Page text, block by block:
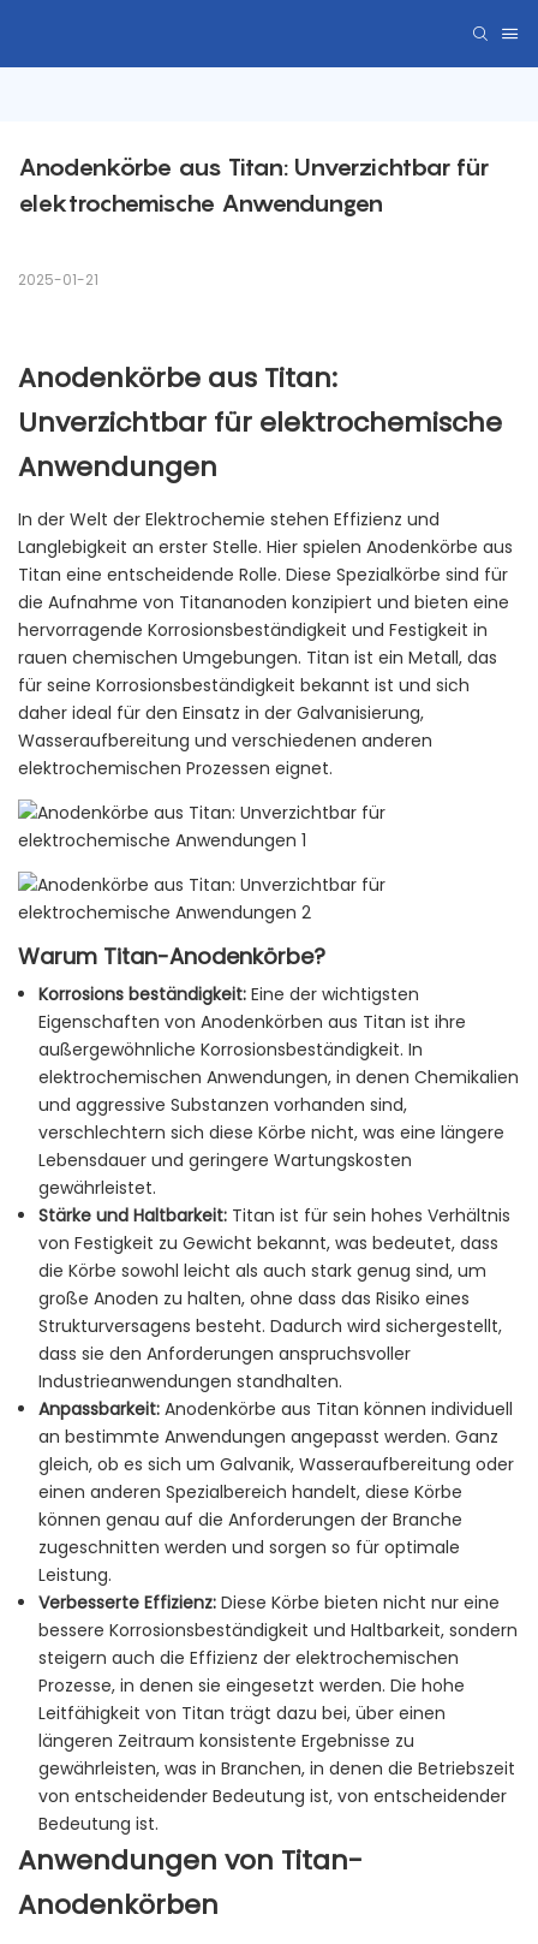
Anodenkörbe aus Titan: Unverzichtbar für
elektrochemische Anwendungen
2025-01-21
Anodenkörbe aus Titan:
Unverzichtbar für elektrochemische
Anwendungen
In der Welt der Elektrochemie stehen Effizienz und
Langlebigkeit an erster Stelle. Hier spielen Anodenkörbe aus
Titan eine entscheidende Rolle. Diese Spezialkörbe sind für
die Aufnahme von Titananoden konzipiert und bieten eine
hervorragende Korrosionsbeständigkeit und Festigkeit in
rauen chemischen Umgebungen. Titan ist ein Metall, das
für seine Korrosionsbeständigkeit bekannt ist und sich
daher ideal für den Einsatz in der Galvanisierung,
Wasseraufbereitung und verschiedenen anderen
elektrochemischen Prozessen eignet.
Warum Titan-Anodenkörbe?
Korrosions beständigkeit: Eine der wichtigsten
Eigenschaften von Anodenkörben aus Titan ist ihre
außergewöhnliche Korrosionsbeständigkeit. In
elektrochemischen Anwendungen, in denen Chemikalien
und aggressive Substanzen vorhanden sind,
verschlechtern sich diese Körbe nicht, was eine längere
Lebensdauer und geringere Wartungskosten
gewährleistet.
Stärke und Haltbarkeit: Titan ist für sein hohes Verhältnis
von Festigkeit zu Gewicht bekannt, was bedeutet, dass
die Körbe sowohl leicht als auch stark genug sind, um
große Anoden zu halten, ohne dass das Risiko eines
Strukturversagens besteht. Dadurch wird sichergestellt,
dass sie den Anforderungen anspruchsvoller
Industrieanwendungen standhalten.
Anpassbarkeit: Anodenkörbe aus Titan können individuell
an bestimmte Anwendungen angepasst werden. Ganz
gleich, ob es sich um Galvanik, Wasseraufbereitung oder
einen anderen Spezialbereich handelt, diese Körbe
können genau auf die Anforderungen der Branche
zugeschnitten werden und sorgen so für optimale
Leistung.
Verbesserte Effizienz: Diese Körbe bieten nicht nur eine
bessere Korrosionsbeständigkeit und Haltbarkeit, sondern
steigern auch die Effizienz der elektrochemischen
Prozesse, in denen sie eingesetzt werden. Die hohe
Leitfähigkeit von Titan trägt dazu bei, über einen
längeren Zeitraum konsistente Ergebnisse zu
gewährleisten, was in Branchen, in denen die Betriebszeit
von entscheidender Bedeutung ist, von entscheidender
Bedeutung ist.
Anwendungen von Titan-
Anodenkörben